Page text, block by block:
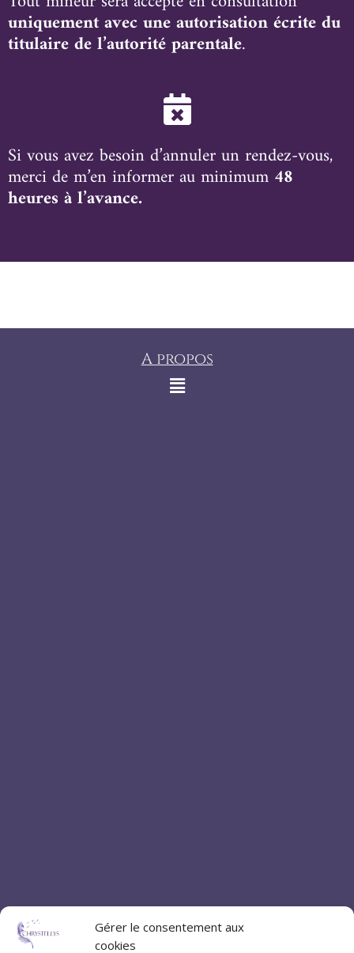
Gérer le consentement aux
cookies
uniquement avec une autorisation écrite du
titulaire de l’autorité parentale.
Si vous avez besoin d’annuler un rendez-vous,
merci de m’en informer au minimum 48
heures à l’avance.
A propos